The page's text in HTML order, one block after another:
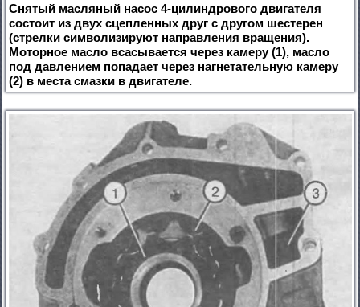
Снятый масляный насос 4-цилиндрового двигателя
состоит из двух сцепленных друг с другом шестерен
(стрелки символизируют направления вращения).
Моторное масло всасывается через камеру (1), масло
под давлением попадает через нагнетательную камеру
(2) в места смазки в двигателе.